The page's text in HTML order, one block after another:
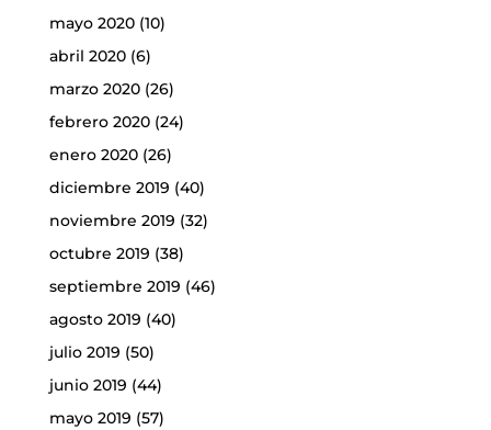
mayo 2020(10)
abril 2020(6)
marzo 2020(26)
febrero 2020(24)
enero 2020(26)
diciembre 2019 (40)
noviembre 2019 (32)
octubre 2019 (38)
septiembre 2019 (46)
agosto 2019 (40)
julio 2019 (50)
junio 2019 (44)
mayo 2019 (57)